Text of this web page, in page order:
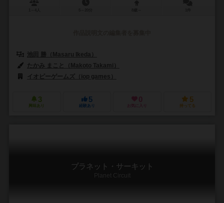
池田 勝（Masaru Ikeda）
たかみ まこと（Makoto Takami）
イオピーゲームズ（iop games）
3
興味あり
5
経験あり
0
お気に入り
5
持ってる
プラネット・サーキット
Planet Circuit